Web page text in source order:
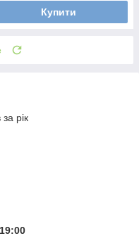
Купити
рік